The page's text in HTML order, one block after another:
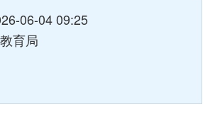
06-04 09:25
育局